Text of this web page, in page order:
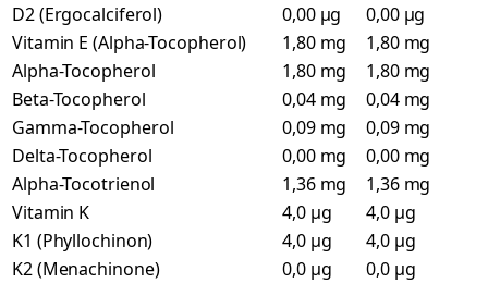
D2 (Ergocalciferol)
0,00 µg
0,00 µg
Vitamin E (Alpha-Tocopherol)
1,80 mg
1,80 mg
Alpha-Tocopherol
1,80 mg
1,80 mg
Beta-Tocopherol
0,04 mg
0,04 mg
Gamma-Tocopherol
0,09 mg
0,09 mg
Delta-Tocopherol
0,00 mg
0,00 mg
Alpha-Tocotrienol
1,36 mg
1,36 mg
Vitamin K
4,0 µg
4,0 µg
K1 (Phyllochinon)
4,0 µg
4,0 µg
K2 (Menachinone)
0,0 µg
0,0 µg